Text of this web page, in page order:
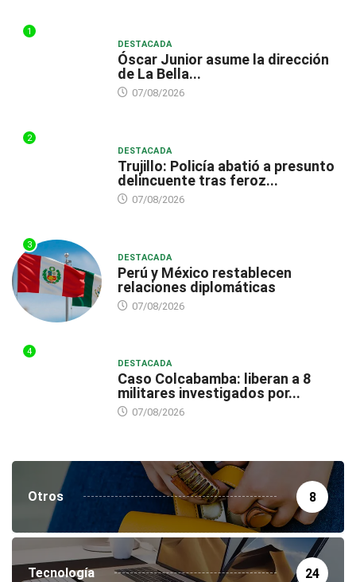
1
DESTACADA
Óscar Junior asume la dirección
de La Bella...
07/08/2026
2
DESTACADA
Trujillo: Policía abatió a presunto
delincuente tras feroz...
07/08/2026
3
DESTACADA
Perú y México restablecen
relaciones diplomáticas
07/08/2026
4
DESTACADA
Caso Colcabamba: liberan a 8
militares investigados por...
07/08/2026
Otros 8
Tecnología 24